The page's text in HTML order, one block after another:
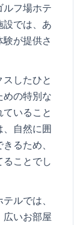
フ場ホテ
では、あ
が提供さ
したひと
の特別な
いること
自然に囲
るため、
ことでし
ルでは、
いお部屋